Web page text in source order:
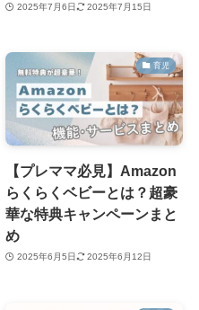
2025年7月6日 2025年7月15日
育児
【プレママ必見】Amazon
らくらくベビーとは？超豪
華な特典キャンペーンまと
め
2025年6月5日 2025年6月12日